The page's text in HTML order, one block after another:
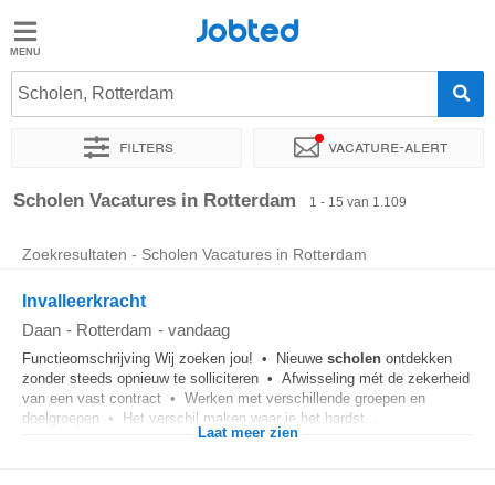
Jobted
Vacatures
Salarissen
Jobted
Scholen, Rotterdam
Filters Vacature-alert
Sorteer op Exacte locatie Bedrijf Uitzendbureau
Scholen Vacatures in Rotterdam 1 - 15 van 1.109
Zoekresultaten - Scholen Vacatures in Rotterdam
Invalleerkracht
Daan - Rotterdam - vandaag
Functieomschrijving Wij zoeken jou! • Nieuwe scholen ontdekken
zonder steeds opnieuw te solliciteren • Afwisseling mét de zekerheid
van een vast contract • Werken met verschillende groepen en
doelgroepen • Het verschil maken waar je het hardst...
Laat meer zien